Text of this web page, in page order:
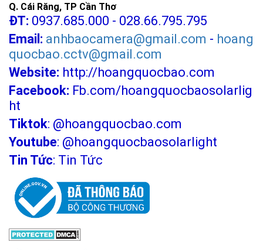
Q. Cái Răng, TP Cần Thơ
ĐT: 0937.685.000 - 028.66.795.795
Email: anhbaocamera@gmail.com - hoang
quocbao.cctv@gmail.com
Website: http://hoangquocbao.com
Facebook: Fb.com/hoangquocbaosolarlig
ht
Tiktok: @hoangquocbao.com
Youtube: @hoangquocbaosolarlight
Tin Tức: Tin Tức